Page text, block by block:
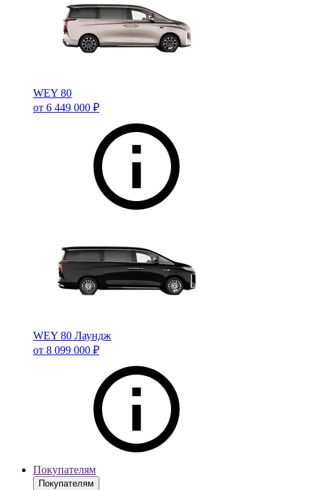
WEY 80
от 6 449 000 ₽
WEY 80 Лаундж
от 8 099 000 ₽
Покупателям
Покупателям